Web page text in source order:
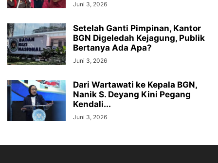
Juni 3, 2026
Setelah Ganti Pimpinan, Kantor
BGN Digeledah Kejagung, Publik
Bertanya Ada Apa?
Juni 3, 2026
Dari Wartawati ke Kepala BGN,
Nanik S. Deyang Kini Pegang
Kendali...
Juni 3, 2026